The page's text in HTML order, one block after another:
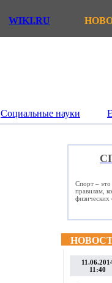
WIKI.RU
Социальные науки
Спорт – это
правилам,
физических
11:40